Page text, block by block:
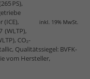
inkl. 19% MwSt.
PS),
(ICE),
(WLTP),
CO₂-
Qualitätssiegel: BVFK-
vom Hersteller,